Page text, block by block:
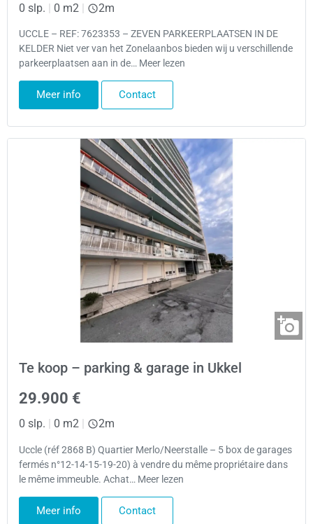
0 slp. | 0 m2 | 2m
UCCLE – REF: 7623353 – ZEVEN PARKEERPLAATSEN IN DE
KELDER Niet ver van het Zonelaanbos bieden wij u verschillende
parkeerplaatsen aan in de… Meer lezen
Meer info Contact
Te koop – parking & garage in Ukkel
29.900 €
0 slp. 0 m2 2m
Uccle (réf 2868 B) Quartier Merlo/Neerstalle – 5 box de garages
fermés n°12-14-15-19-20) à vendre du même propriétaire dans
le même immeuble. Achat… Meer lezen
Meer info Contact